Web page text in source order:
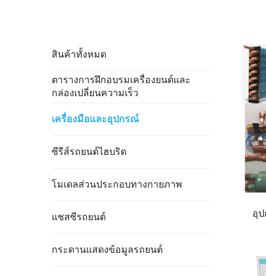
สินค้าทั้งหมด
ตารางการฝึกอบรมเครื่องยนต์และ
กล่องเปลี่ยนความเร็ว
เครื่องมือและอุปกรณ์
ซีรีส์รถยนต์ไฮบริด
โมเดลส่วนประกอบทางกายภาพ
แชสซีรถยนต์
กระดานแสดงข้อมูลรถยนต์
อุ